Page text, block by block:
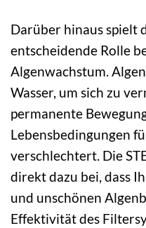
Darüber hinaus spielt
entscheidende Rolle
Algenwachstum.
Wasser, um sich zu
permanente
Lebensbedingungen
verschlechtert. Die
direkt dazu bei, dass
und unschönen
Effektivität des